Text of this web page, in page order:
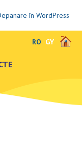
în WordPress
RO GY